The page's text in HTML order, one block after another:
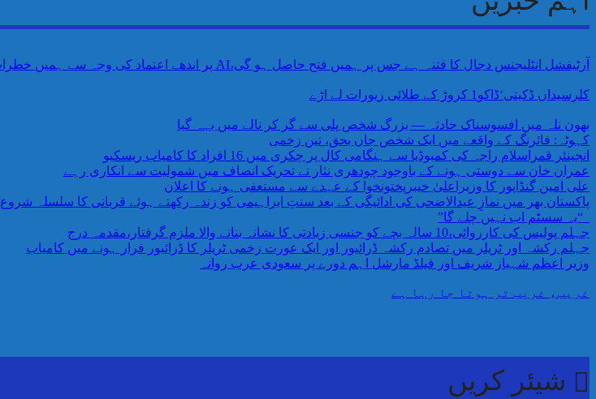
آرٹیفشل انٹلیجنس دجال کا فتنہ ہے جس پر ہمیں فتح حاصل ہو گی،AI پر اندھے اعتماد کی وجہ سے ہمیں خطرات لاحق ہیں پروفیسر احمد رفیق
کلرسیداں ڈکیتی‘ڈاکو1 کروڑ کے طلائی زیورات لے اڑے
بھون نلہ میں افسوسناک حادثہ — بزرگ شخص پلی سے گر کر نالے میں بہہ گیا
کہوٹہ: فائرنگ کے واقعے میں ایک شخص جاں بحق، تین زخمی
انجینئر قمراسلام راجہ کی کمبوڈیا سے ہنگامی کال پر چکری میں 16 افراد کا کامیاب ریسکیو
عمران خان سے دوستی ہونے کے باوجود چودھری نثار نے تحریک انصاف میں شمولیت سے انکاری رہے
علی امین گنڈاپور کا وزیراعلیٰ خیبرپختونخوا کے عہدے سے مستعفی ہونے کا اعلان
پاکستان بھر میں نمازِ عیدالاضحی کی ادائیگی کے بعد سنتِ ابراہیمی کو زندہ رکھتے ہوئے قربانی کا سلسلہ شروع
“یہ سسٹم اب نہیں چلے گا”
جہلم پولیس کی کارروائی،10 سالہ بچے کو جنسی زیادتی کا نشانہ بنانے والا ملزم گرفتار،مقدمہ درج
جہلم رکشہ اور ٹریلر میں تصادم رکشہ ڈرائیور اور ایک عورت زخمی ٹریلر کا ڈرائیور فرار ہونے میں کامیاب
وزیر اعظم شہباز شریف اور فیلڈ مارشل اہم دورے پر سعودی عرب روانہ
غریب، غریب تر ہوتا جا رہا ہے
شیئر کریں